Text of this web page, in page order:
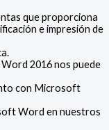
que proporciona
e impresión de
2016 nos puede
con Microsoft
Word en nuestros